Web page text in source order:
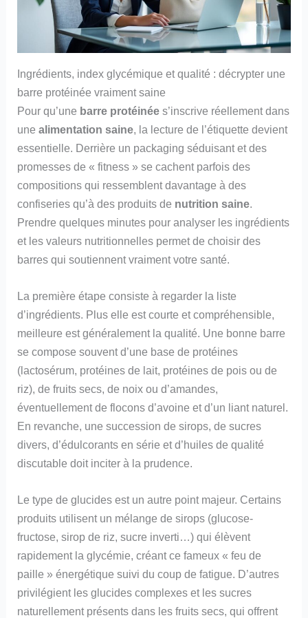
Ingrédients, index glycémique et qualité : décrypter une
barre protéinée vraiment saine
Pour qu’une barre protéinée s’inscrive réellement dans
unealimentation saine, la lecture de l’étiquette devient
essentielle. Derrière un packaging séduisant et des
promesses de « fitness » se cachent parfois des
compositions qui ressemblent davantage à des
confiseries qu’à des produits de nutrition saine.
Prendre quelques minutes pour analyser les ingrédients
et les valeurs nutritionnelles permet de choisir des
barres qui soutiennent vraiment votre santé.
La première étape consiste à regarder la liste
d’ingrédients. Plus elle est courte et compréhensible,
meilleure est généralement la qualité. Une bonne barre
se compose souvent d’une base de protéines
(lactosérum, protéines de lait, protéines de pois ou de
riz), de fruits secs, de noix ou d’amandes,
éventuellement de flocons d’avoine et d’un liant naturel.
En revanche, une succession de sirops, de sucres
divers, d’édulcorants en série et d’huiles de qualité
discutable doit inciter à la prudence.
Le type de glucides est un autre point majeur. Certains
produits utilisent un mélange de sirops (glucose-
fructose, sirop de riz, sucre inverti…) qui élèvent
rapidement la glycémie, créant ce fameux « feu de
paille » énergétique suivi du coup de fatigue. D’autres
privilégient les glucides complexes et les sucres
naturellement présents dans les fruits secs, qui offrent